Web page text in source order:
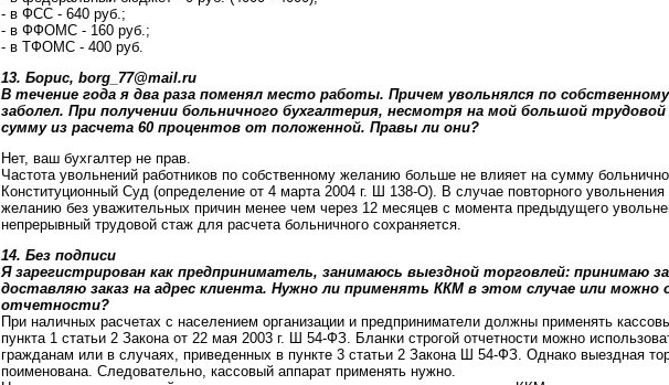
- в ФСС - 640 руб.;
- в ФФОМС - 160 руб.;
- в ТФОМС - 400 руб.
13. Борис, borg_77@mail.ru
В течение года я два раза поменял место работы. Причем увольнялся по
заболел. При получении больничного бухгалтерия, несмотря на мой большой
сумму из расчета 60 процентов от положенной. Правы ли они?
Нет, ваш бухгалтер не прав.
Частота увольнений работников по собственному желанию больше не влияет на сумму
Конституционный Суд (определение от 4 марта 2004 г. Ш 138-О). В случае повторного увольнения
желанию без уважительных причин менее чем через 12 месяцев с момента предыдущего
непрерывный трудовой стаж для расчета больничного сохраняется.
14. Без подписи
Я зарегистрирован как предприниматель, занимаюсь выездной торговлей: принимаю
доставляю заказ на адрес клиента. Нужно ли применять ККМ в этом случае или можно
отчетности?
При наличных расчетах с населением организации и предприниматели должны применять
пункта 1 статьи 2 Закона от 22 мая 2003 г. Ш 54-ФЗ. Бланки строгой отчетности можно
гражданам или в случаях, приведенных в пункте 3 статьи 2 Закона Ш 54-ФЗ. Однако выездная
поименована. Следовательно, кассовый аппарат применять нужно.